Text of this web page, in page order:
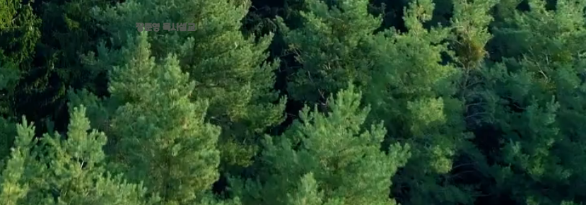
장준영 목사설교